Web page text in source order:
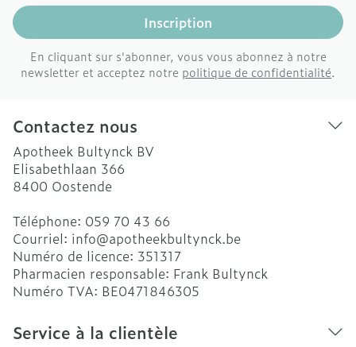
Inscription
En cliquant sur s'abonner, vous vous abonnez à notre
newsletter et acceptez notre politique de confidentialité.
Contactez nous
Apotheek Bultynck BV
Elisabethlaan 366
8400 Oostende
Téléphone: 059 70 43 66
Courriel: info@apotheekbultynck.be
Numéro de licence: 351317
Pharmacien responsable: Frank Bultynck
Numéro TVA: BE0471846305
Service à la clientèle